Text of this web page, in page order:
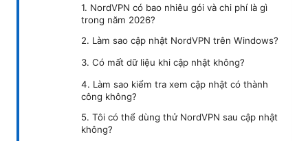
1. NordVPN có bao nhiêu gói và chi phí là gì
trong năm 2026?
2. Làm sao cập nhật NordVPN trên Windows?
3. Có mất dữ liệu khi cập nhật không?
4. Làm sao kiểm tra xem cập nhật có thành
công không?
5. Tôi có thể dùng thử NordVPN sau cập nhật
không?